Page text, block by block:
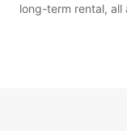
long-term rental,